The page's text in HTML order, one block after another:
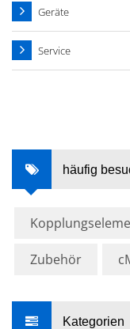
Geräte
Service
häufig
Zubehör
Kategorien